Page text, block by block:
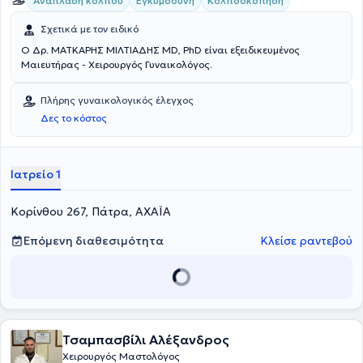
Σχετικά με τον ειδικό
Ο Δρ. ΜΑΤΚΑΡΗΣ ΜΙΛΤΙΑΔΗΣ MD, PhD είναι εξειδικευμένος
Μαιευτήρας - Χειρουργός Γυναικολόγος.
Πλήρης γυναικολογικός έλεγχος
Δες το κόστος
Ιατρείο 1
Κορίνθου 267, Πάτρα, ΑΧΑΪΑ
Επόμενη διαθεσιμότητα
Κλείσε ραντεβού
Τσαμπασβίλι Αλέξανδρος
Χειρουργός Μαστολόγος